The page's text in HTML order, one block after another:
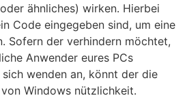
ähnliches) wirken. Hierbei
Code eingegeben sind, um eine
Sofern der verhindern möchtet,
Anwender eures PCs
wenden an, könnt der die
Windows nützlichkeit.